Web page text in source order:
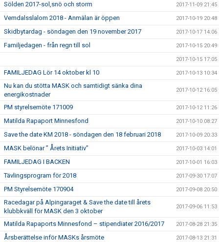
Sölden 2017-sol,snö och storm 2017-11-09 21:45
Vemdalsslalom 2018 - Anmälan är öppen 2017-10-19 20:48
Skidbytardag - söndagen den 19 november 2017 2017-10-17 14:06
Familjedagen - från regn till sol 2017-10-15 20:49
2017-10-15 17:05
FAMILJEDAG Lör 14 oktober kl 10 2017-10-13 10:34
Nu kan du stötta MASK och samtidigt sänka dina
energikostnader
2017-10-12 16:05
PM styrelsemöte 171009 2017-10-12 11:26
Matilda Rapaport Minnesfond 2017-10-10 08:27
Save the date KM 2018 - söndagen den 18 februari 2018 2017-10-09 20:33
MASK belönar ” Årets Initiativ” 2017-10-03 14:01
FAMILJEDAG I BACKEN 2017-10-01 16:03
Tävlingsprogram för 2018 2017-09-30 17:07
PM Styrelsemöte 170904 2017-09-08 20:50
Racedagar på Alpingaraget & Save the date till årets
klubbkväll för MASK den 3 oktober
2017-09-06 11:53
Matilda Rapaports Minnesfond – stipendiater 2016/2017 2017-08-28 21:35
Årsberättelse inför MASKs årsmöte 2017-08-13 21:31